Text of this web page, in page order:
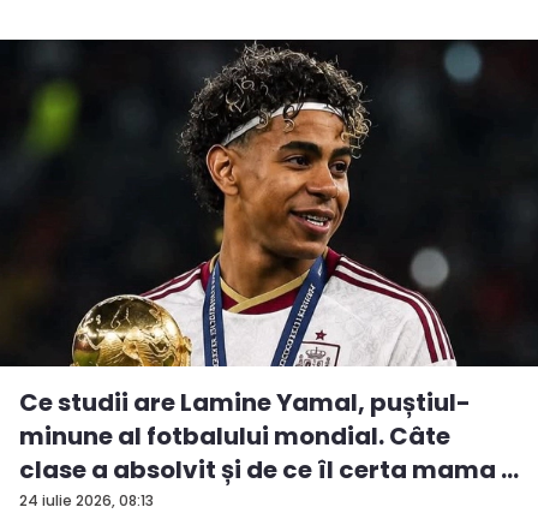
24 iulie 2026, 08:13
Ce studii are Lamine Yamal, puștiul-
minune al fotbalului mondial. Câte
clase a absolvit și de ce îl certa mama ...